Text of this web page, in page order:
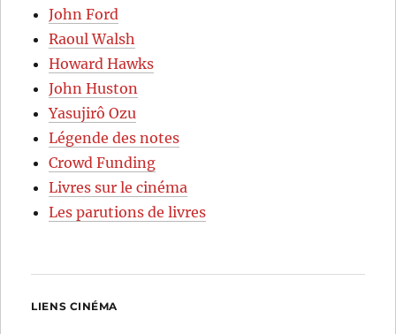
John Ford
Raoul Walsh
Howard Hawks
John Huston
Yasujirô Ozu
Légende des notes
Crowd Funding
Livres sur le cinéma
Les parutions de livres
LIENS CINÉMA